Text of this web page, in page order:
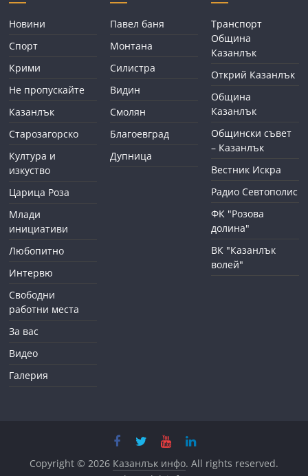
Новини
Спорт
Крими
Не пропускайте
Казанлък
Старозагорско
Култура и
изкуство
Царица Роза
Млади
инициативи
Любопитно
Интервю
Свободни
работни места
За вас
Видео
Галерия
Павел баня
Монтана
Силистра
Видин
Смолян
Благоевград
Дупница
Транспорт
Община
Казанлък
Открий Казанлък
Община
Казанлък
Общински съвет
– Казанлък
Вестник Искра
Радио Севтополис
ФК "Розова
долина"
ВК "Казанлък
волей"
Copyright © 2026 Казанлък инфо. All rights reserved.